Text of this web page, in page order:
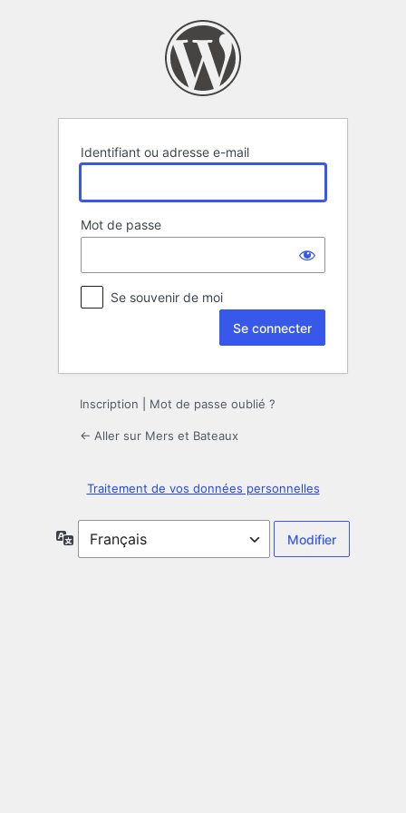
Identifiant ou adresse e-mail
Mot de passe
Se souvenir de moi
Inscription Mot de passe oublié ?
← Aller sur Mers et Bateaux
Traitement de vos données personnelles
Langue